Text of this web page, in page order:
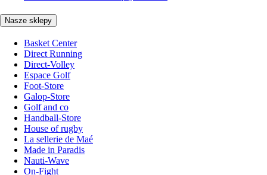
Nasze sklepy
Basket Center
Direct Running
Direct-Volley
Espace Golf
Foot-Store
Galop-Store
Golf and co
Handball-Store
House of rugby
La sellerie de Maé
Made in Paradis
Nauti-Wave
On-Fight